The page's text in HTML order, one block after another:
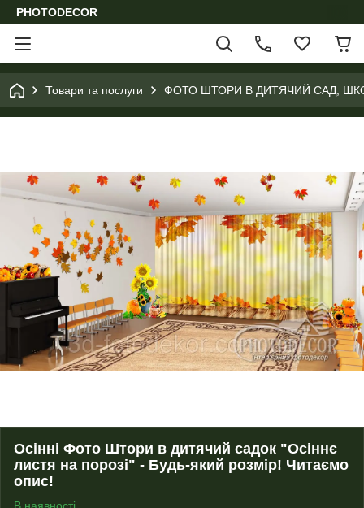
PHOTODECOR
Товари та послуги ФОТО ШТОРИ В ДИТЯЧИЙ САД,
Осінні Фото Штори в дитячий садок "Осіннє
листя на порозі" - Будь-який розмір! Читаємо
опис!
В наявності